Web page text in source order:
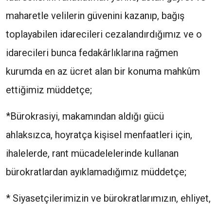
maharetle velilerin güvenini kazanıp, bağış
toplayabilen idarecileri cezalandırdığımız ve o
idarecileri bunca fedakârlıklarına rağmen
kurumda en az ücret alan bir konuma mahkûm
ettiğimiz müddetçe;
*Bürokrasiyi, makamından aldığı gücü
ahlaksızca, hoyratça kişisel menfaatleri için,
ihalelerde, rant mücadelelerinde kullanan
bürokratlardan ayıklamadığımız müddetçe;
* Siyasetçilerimizin ve bürokratlarımızın, ehliyet,